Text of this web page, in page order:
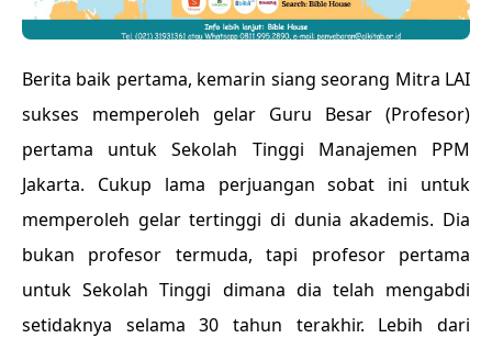
Berita baik pertama, kemarin siang seorang Mitra LAI
sukses memperoleh gelar Guru Besar (Profesor)
pertama untuk Sekolah Tinggi Manajemen PPM
Jakarta. Cukup lama perjuangan sobat ini untuk
memperoleh gelar tertinggi di dunia akademis. Dia
bukan profesor termuda, tapi profesor pertama
untuk Sekolah Tinggi dimana dia telah mengabdi
setidaknya selama 30 tahun terakhir. Lebih dari